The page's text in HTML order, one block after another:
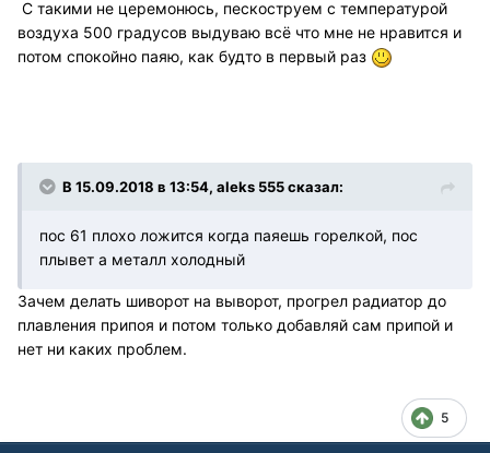
С такими не церемонюсь, пескоструем с температурой
воздуха 500 градусов выдуваю всё что мне не нравится и
потом спокойно паяю, как будто в первый раз
В 15.09.2018 в 13:54, aleks 555 сказал:
пос 61 плохо ложится когда паяешь горелкой, пос
плывет а металл холодный
Зачем делать шиворот на выворот, прогрел радиатор до
плавления припоя и потом только добавляй сам припой и
нет ни каких проблем.
5